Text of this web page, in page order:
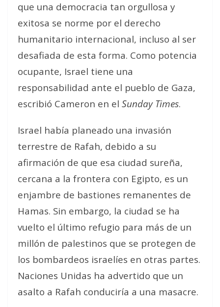
que una democracia tan orgullosa y
exitosa se norme por el derecho
humanitario internacional, incluso al ser
desafiada de esta forma. Como potencia
ocupante, Israel tiene una
responsabilidad ante el pueblo de Gaza,
escribió Cameron en el Sunday Times.
Israel había planeado una invasión
terrestre de Rafah, debido a su
afirmación de que esa ciudad sureña,
cercana a la frontera con Egipto, es un
enjambre de bastiones remanentes de
Hamas. Sin embargo, la ciudad se ha
vuelto el último refugio para más de un
millón de palestinos que se protegen de
los bombardeos israelíes en otras partes.
Naciones Unidas ha advertido que un
asalto a Rafah conduciría a una masacre.